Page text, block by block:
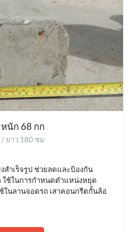
หนัก 68 กก
/ ยาว 180 ซม
ำเร็จรูป ช่วยลดและป้องกัน
ใช้ในการกำหนดตำแหน่งหยุด
ในลานจอดรถ เสาคอนกรีตกั้นล้อ